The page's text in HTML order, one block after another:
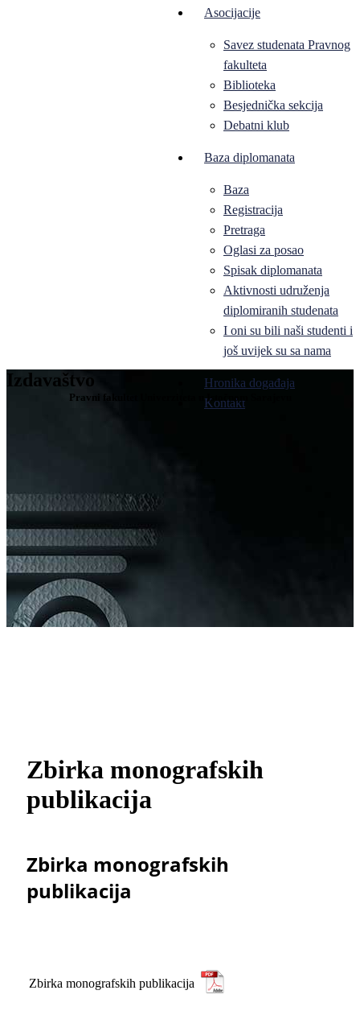
Asocijacije
Savez studenata Pravnog
fakulteta
Biblioteka
Besjednička sekcija
Debatni klub
Baza diplomanata
Baza
Registracija
Pretraga
Oglasi za posao
Spisak diplomanata
Aktivnosti udruženja
diplomiranih studenata
I oni su bili naši studenti i
još uvijek su sa nama
Hronika događaja
Kontakt
Izdavaštvo
Pravni fakultet Univerziteta u Istočnom Sarajevu
Zbirka monografskih
publikacija
Zbirka monografskih
publikacija
Zbirka monografskih publikacija